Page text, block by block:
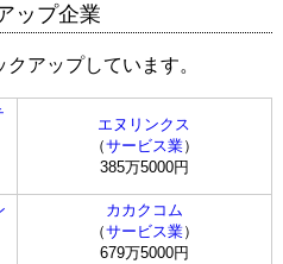
ップ企業
アップしています。
エヌリンクス
（サービス業）
385万5000円
カカクコム
（サービス業）
679万5000円